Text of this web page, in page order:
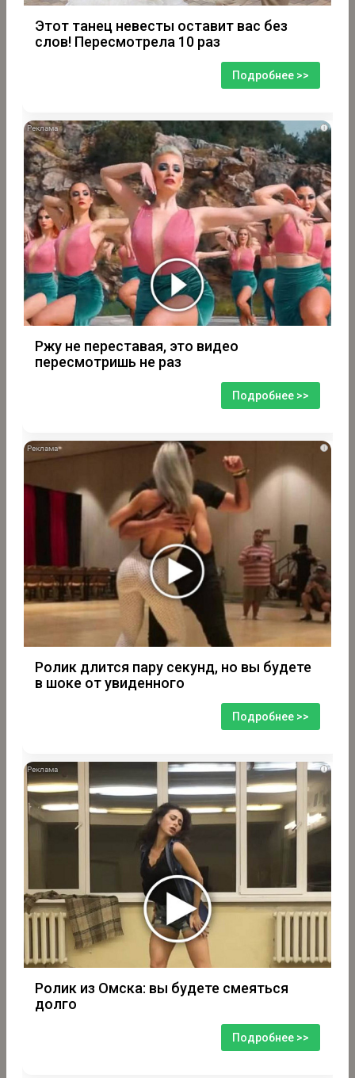
Этот танец невесты оставит вас без
слов! Пересмотрела 10 раз
Подробнее >>
i
Ржу не переставая, это видео
пересмотришь не раз
Подробнее >>
i
Ролик длится пару секунд, но вы будете
в шоке от увиденного
Подробнее >>
i
Ролик из Омска: вы будете смеяться
долго
Подробнее >>